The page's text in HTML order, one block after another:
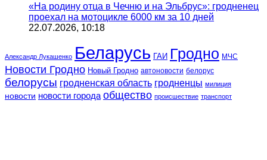
«На родину отца в Чечню и на Эльбрус»: гродненец
проехал на мотоцикле 6000 км за 10 дней
22.07.2026, 10:18
Александр Лукашенко Беларусь ГАИ Гродно МЧС
Новости Гродно Новый Гродно автоновости белорус
белорусы гродненская область гродненцы милиция
новости новости города общество происшествие транспорт